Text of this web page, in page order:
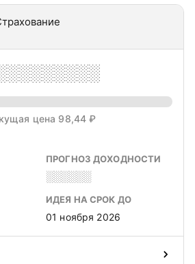
цена 98,44 ₽
ПРОГНОЗ ДОХОДНОСТИ
░░░░░░
ИДЕЯ НА СРОК ДО
01 ноября 2026